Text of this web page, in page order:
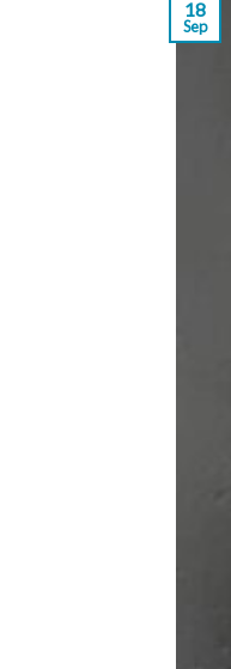
18
Sep